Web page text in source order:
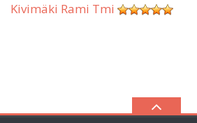
Kivimäki Rami Tmi